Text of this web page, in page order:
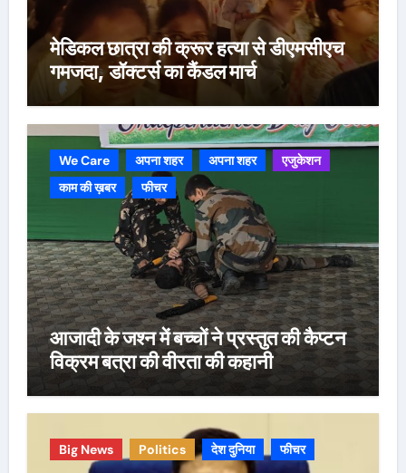
मेडिकल छात्रा की क्रूर हत्या से डीएमसीएच
गमजदा, डॉक्टर्स का कैंडल मार्च
We Care अपना शहर अपना शहर
एजुकेशन
काम की ख़बर
फीचर
आजादी के जश्न में बच्चों ने प्रस्तुत की कैप्टन
विक्रम बत्रा की वीरता की कहानी
Big News Politics देश दुनिया फीचर